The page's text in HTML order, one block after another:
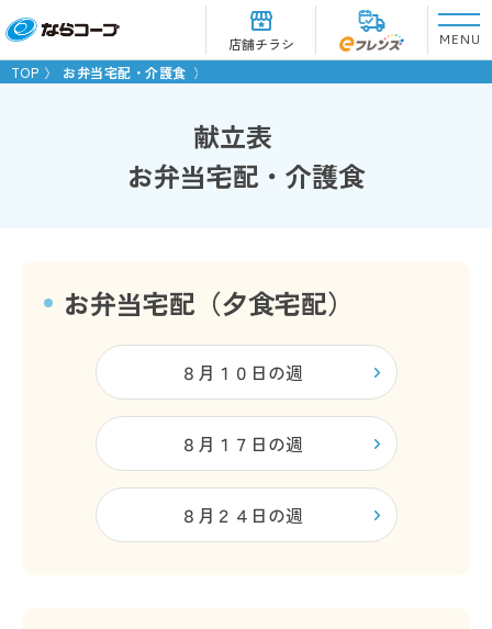
店舗チラシ
MENU
TOP
お弁当宅配・介護食
献立表
お弁当宅配・介護食
お弁当宅配（夕食宅配）
８月１０日の週
８月１７日の週
８月２４日の週